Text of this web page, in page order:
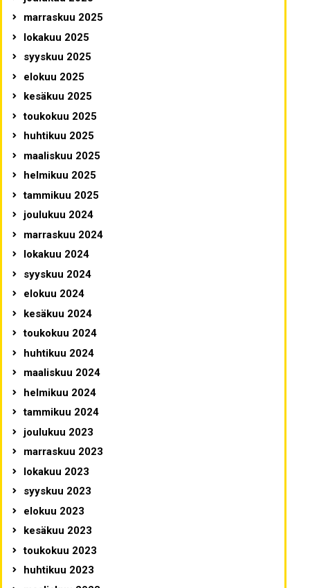
marraskuu 2025
lokakuu 2025
syyskuu 2025
elokuu 2025
kesäkuu 2025
toukokuu 2025
huhtikuu 2025
maaliskuu 2025
helmikuu 2025
tammikuu 2025
joulukuu 2024
marraskuu 2024
lokakuu 2024
syyskuu 2024
elokuu 2024
kesäkuu 2024
toukokuu 2024
huhtikuu 2024
maaliskuu 2024
helmikuu 2024
tammikuu 2024
joulukuu 2023
marraskuu 2023
lokakuu 2023
syyskuu 2023
elokuu 2023
kesäkuu 2023
toukokuu 2023
huhtikuu 2023